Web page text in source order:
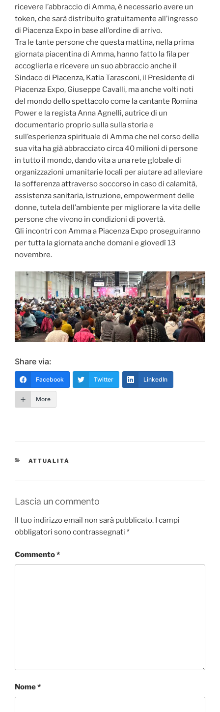
ricevere l’abbraccio di Amma, è necessario avere un
token, che sarà distribuito gratuitamente all’ingresso
di Piacenza Expo in base all’ordine di arrivo.
Tra le tante persone che questa mattina, nella prima
giornata piacentina di Amma, hanno fatto la fila per
accoglierla e ricevere un suo abbraccio anche il
Sindaco di Piacenza, Katia Tarasconi, il Presidente di
Piacenza Expo, Giuseppe Cavalli, ma anche volti noti
del mondo dello spettacolo come la cantante Romina
Power e la regista Anna Agnelli, autrice di un
documentario proprio sulla sulla storia e
sull’esperienza spirituale di Amma che nel corso della
sua vita ha già abbracciato circa 40 milioni di persone
in tutto il mondo, dando vita a una rete globale di
organizzazioni umanitarie locali per aiutare ad alleviare
la sofferenza attraverso soccorso in caso di calamità,
assistenza sanitaria, istruzione, empowerment delle
donne, tutela dell’ambiente per migliorare la vita delle
persone che vivono in condizioni di povertà.
Gli incontri con Amma a Piacenza Expo proseguiranno
per tutta la giornata anche domani e giovedì 13
novembre.
Share via:
Facebook Twitter LinkedIn
More
CATEGORIE
ATTUALITÀ
Lascia un commento
Il tuo indirizzo email non sarà pubblicato. I campi
obbligatori sono contrassegnati *
Commento*
Nome*